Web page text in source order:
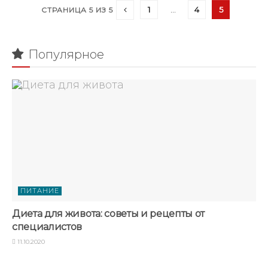
СТРАНИЦА 5 ИЗ 5 1 … 4 5
Популярное
ПИТАНИЕ
Диета для живота: советы и рецепты от
специалистов
11.10.2020